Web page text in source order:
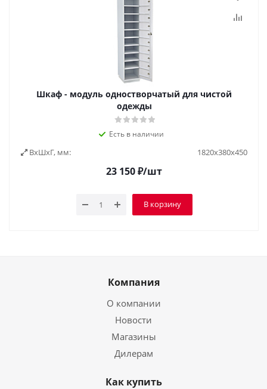
Шкаф - модуль одностворчатый для чистой
одежды
Есть в наличии
ВxШxГ, мм: 1820х380х450
23 150₽/шт
В корзину
Компания
О компании
Новости
Магазины
Дилерам
Как купить